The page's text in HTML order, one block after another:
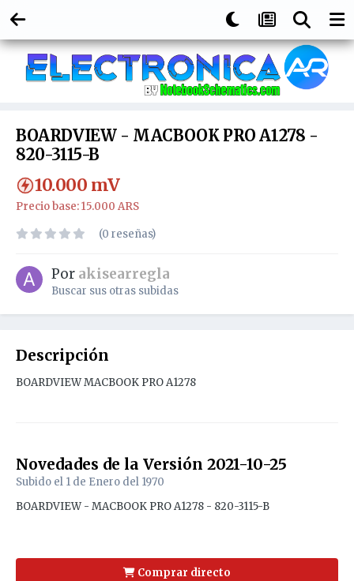
BOARDVIEW - MACBOOK PRO A1278 -
820-3115-B
10.000 mV
Precio base: 15.000 ARS
(0 reseñas)
Por akisearregla
Buscar sus otras subidas
Descripción
BOARDVIEW MACBOOK PRO A1278
Novedades de la Versión 2021-10-25
Subido el 1 de Enero del 1970
BOARDVIEW - MACBOOK PRO A1278 - 820-3115-B
Comprar directo